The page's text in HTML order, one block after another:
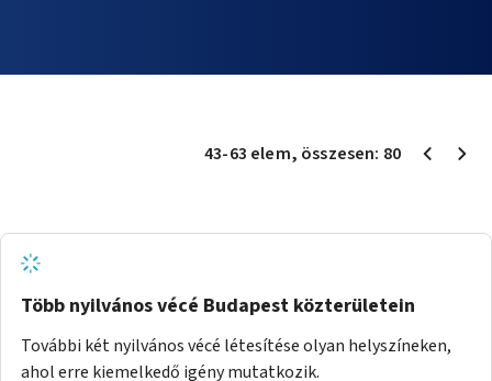
43-63 elem, összesen: 80
Több nyilvános vécé Budapest közterületein
További két nyilvános vécé létesítése olyan helyszíneken,
ahol erre kiemelkedő igény mutatkozik.